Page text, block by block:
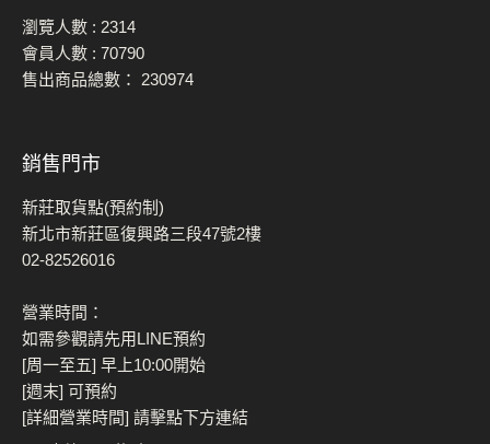
瀏覽人數 : 2314
會員人數 : 70790
售出商品總數： 230974
銷售門市
新莊取貨點(預約制)
新北市新莊區復興路三段47號2樓
02-82526016
營業時間：
如需參觀請先用LINE預約
[周一至五] 早上10:00開始
[週末] 可預約
[詳細營業時間] 請擊點下方連結